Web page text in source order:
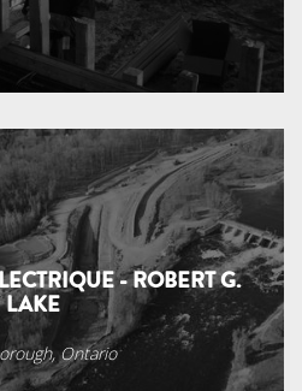
- ROBERT G.
LAKE
Ontario